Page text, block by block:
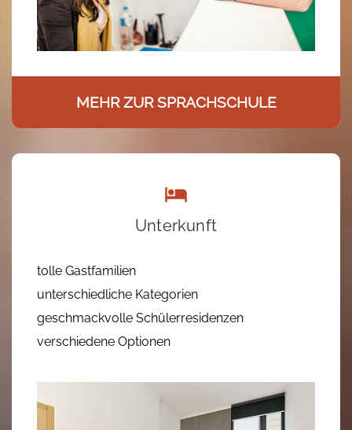
MEHR ZUR SPRACHSCHULE
Unterkunft
tolle Gastfamilien
unterschiedliche Kategorien
geschmackvolle Schülerresidenzen
verschiedene Optionen